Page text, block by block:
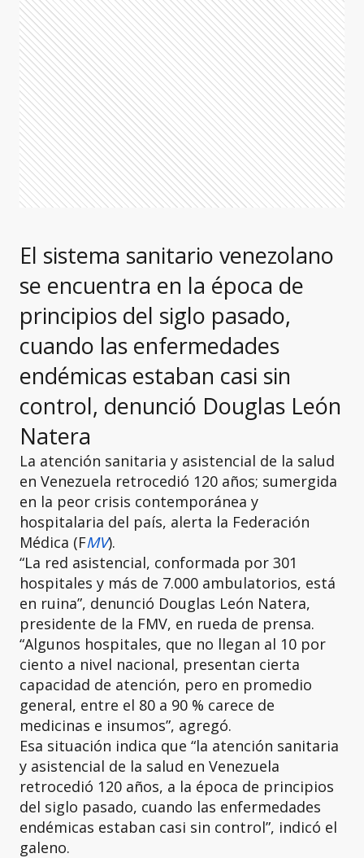
El sistema sanitario venezolano
se encuentra en la época de
principios del siglo pasado,
cuando las enfermedades
endémicas estaban casi sin
control, denunció Douglas León
Natera
La atención sanitaria y asistencial de la salud
en Venezuela retrocedió 120 años; sumergida
en la peor crisis contemporánea y
hospitalaria del país, alerta la Federación
Médica (FMV).
“La red asistencial, conformada por 301
hospitales y más de 7.000 ambulatorios, está
en ruina”, denunció Douglas León Natera,
presidente de la FMV, en rueda de prensa.
“Algunos hospitales, que no llegan al 10 por
ciento a nivel nacional, presentan cierta
capacidad de atención, pero en promedio
general, entre el 80 a 90 % carece de
medicinas e insumos”, agregó.
Esa situación indica que “la atención sanitaria
y asistencial de la salud en Venezuela
retrocedió 120 años, a la época de principios
del siglo pasado, cuando las enfermedades
endémicas estaban casi sin control”, indicó el
galeno.